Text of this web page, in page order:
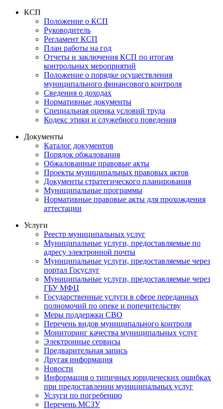
КСП
Положение о КСП
Руководитель
Регламент КСП
План работы на год
Отчеты и заключения КСП по итогам
контрольных мероприятий
Положение о порядке осуществления
муниципального финансового контроля
Сведения о доходах
Нормативные документы
Специальная оценка условий труда
Кодекс этики и служебного поведения
Документы
Каталог документов
Порядок обжалования
Обжалованные правовые акты
Проекты муниципальных правовых актов
Документы стратегического планирования
Муниципальные программы
Нормативные правовые акты для прохождения
аттестации
Услуги
Реестр муниципальных услуг
Муниципальные услуги, предоставляемые по
адресу электронной почты
Муниципальные услуги, предоставляемые через
портал Госуслуг
Муниципальные услуги, предоставляемые через
ГБУ МФЦ
Государственные услуги в сфере переданных
полномочий по опеке и попечительству
Меры поддержки СВО
Перечень видов муниципального контроля
Мониторинг качества муниципальных услуг
Электронные сервисы
Предварительная запись
Другая информация
Новости
Информация о типичных юридических ошибках
при предоставлении муниципальных услуг
Услуги по погребению
Перечень МСЗУ